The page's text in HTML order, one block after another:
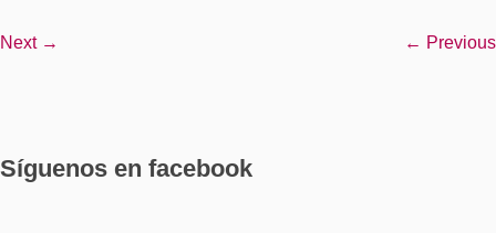
← Previous
Next →
Síguenos en facebook